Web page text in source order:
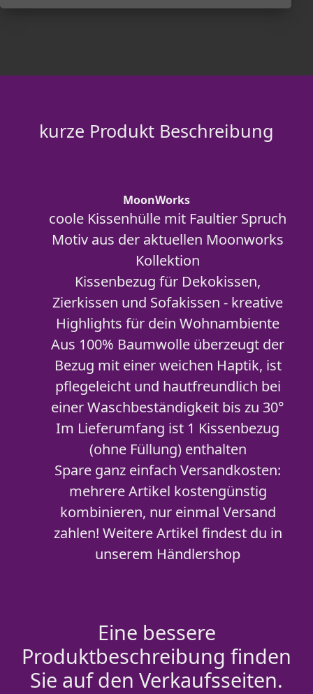
kurze Produkt Beschreibung
MoonWorks
coole Kissenhülle mit Faultier Spruch
Motiv aus der aktuellen Moonworks
Kollektion
Kissenbezug für Dekokissen,
Zierkissen und Sofakissen - kreative
Highlights für dein Wohnambiente
Aus 100% Baumwolle überzeugt der
Bezug mit einer weichen Haptik, ist
pflegeleicht und hautfreundlich bei
einer Waschbeständigkeit bis zu 30°
Im Lieferumfang ist 1 Kissenbezug
(ohne Füllung) enthalten
Spare ganz einfach Versandkosten:
mehrere Artikel kostengünstig
kombinieren, nur einmal Versand
zahlen! Weitere Artikel findest du in
unserem Händlershop
Eine bessere
Produktbeschreibung finden
Sie auf den Verkaufsseiten.